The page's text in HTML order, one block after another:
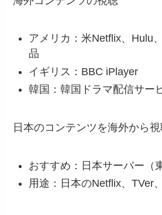
アメリカ：米Netflix、Hulu
品
イギリス：BBC iPlayer
韓国：韓国ドラマ配信サー
日本のコンテンツを海外から
おすすめ：日本サーバー（
用途：日本のNetflix、TVer